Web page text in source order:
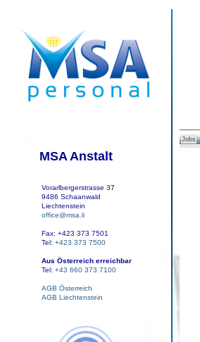
MSA Anstalt
Vorarlbergerstrasse 37
9486 Schaanwald
Liechtenstein
office@msa.li
Fax: +423 373 7501
Tel: +423 373 7500
Aus Österreich erreichbar
Tel: +43 660 373 7100
AGB Österreich
AGB Liechtenstein
Jobs